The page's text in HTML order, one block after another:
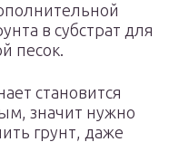
в субстрат для
песок.
становится
значит нужно
грунт, даже